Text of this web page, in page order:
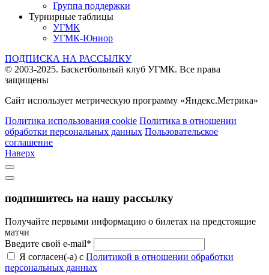
Группа поддержки
Турнирные таблицы
УГМК
УГМК-Юниор
ПОДПИСКА НА РАССЫЛКУ
© 2003-2025. Баскетбольный клуб УГМК. Все права
защищены
Сайт использует метрическую программу «Яндекс.Метрика»
Политика использования cookie Политика в отношении
обработки персональных данных Пользовательское
соглашение
Наверх
подпишитесь на нашу рассылку
Получайте первыми информацию о билетах на предстоящие
матчи
Введите свой e-mail*
Я согласен(-а) с Политикой в отношении обработки
персональных данных